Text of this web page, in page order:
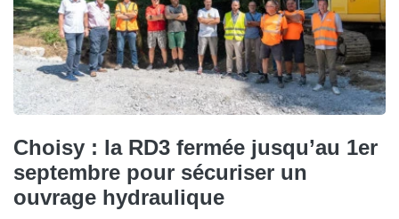
Choisy : la RD3 fermée jusqu’au 1er
septembre pour sécuriser un
ouvrage hydraulique